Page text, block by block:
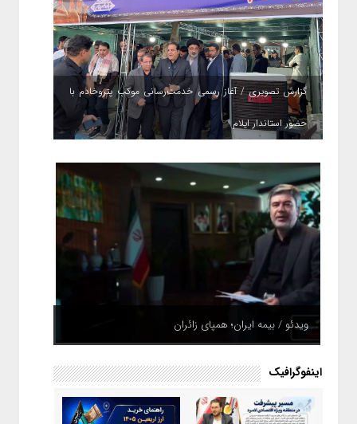
گزارش تصویری / آغاز رسمی خدمت‌رسانی موکب پتروخادم با
حضور استاندار ایلام
ویدئو / بیمه ایران؛ همپای زائران
اینفوگرافیک